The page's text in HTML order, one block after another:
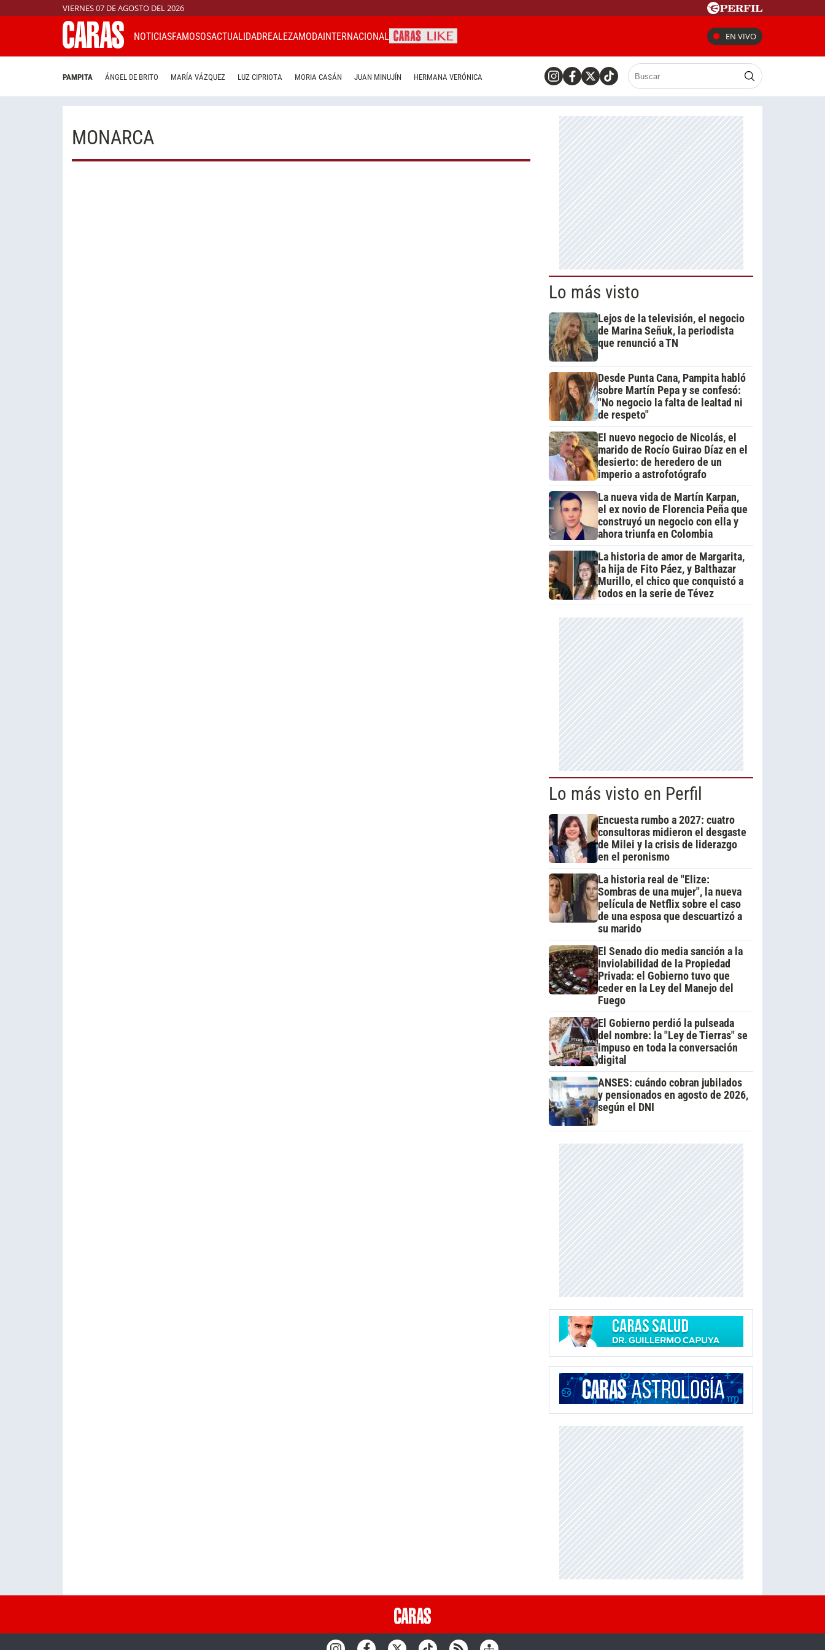
VIERNES 07 DE AGOSTO DEL 2026
NOTICIASFAMOSOSACTUALIDADREALEZAMODAINTERNACIONAL EN VIVO
PAMPITA ÁNGEL DE BRITO MARÍA VÁZQUEZ LUZ CIPRIOTA MORIA CASÁN JUAN MINUJÍN HERMANA VERÓNICA
MONARCA
Lo más visto
Lejos de la televisión, el negocio
de Marina Señuk, la periodista
que renunció a TN
Desde Punta Cana, Pampita habló
sobre Martín Pepa y se confesó:
"No negocio la falta de lealtad ni
de respeto"
El nuevo negocio de Nicolás, el
marido de Rocío Guirao Díaz en el
desierto: de heredero de un
imperio a astrofotógrafo
La nueva vida de Martín Karpan,
el ex novio de Florencia Peña que
construyó un negocio con ella y
ahora triunfa en Colombia
La historia de amor de Margarita,
la hija de Fito Páez, y Balthazar
Murillo, el chico que conquistó a
todos en la serie de Tévez
Lo más visto en Perfil
Encuesta rumbo a 2027: cuatro
consultoras midieron el desgaste
de Milei y la crisis de liderazgo
en el peronismo
La historia real de "Elize:
Sombras de una mujer", la nueva
película de Netflix sobre el caso
de una esposa que descuartizó a
su marido
El Senado dio media sanción a la
Inviolabilidad de la Propiedad
Privada: el Gobierno tuvo que
ceder en la Ley del Manejo del
Fuego
El Gobierno perdió la pulseada
del nombre: la "Ley de Tierras" se
impuso en toda la conversación
digital
ANSES: cuándo cobran jubilados
y pensionados en agosto de 2026,
según el DNI